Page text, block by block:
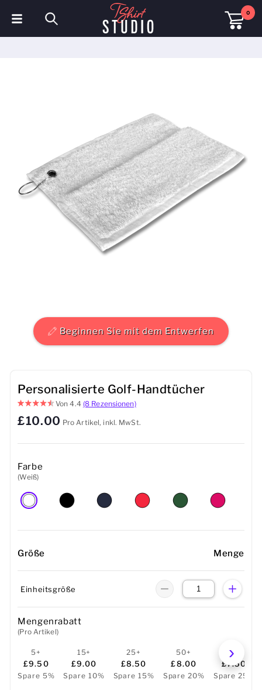
0
Mützen & Kappen
Sportbekleidung
Arbeitskleidung
Fleece & Jacken
Kinder
Nachhaltig
Tassen
Taschen
Sport-Accessoires
Beginnen Sie mit dem Entwerfen
Personalisierte Golf-Handtücher
Von4.4 (8 Rezensionen)
£10.00 Pro Artikel, inkl. MwSt.
Farbe
(Weiß)
Größe Menge
Einheitsgröße
Mengenrabatt
(Pro Artikel)
5+
£9.50
Spare 5%
15+
£9.00
Spare 10%
25+
£8.50
Spare 15%
50+
£8.00
Spare 20%
100+
£7.50
Spare 25%